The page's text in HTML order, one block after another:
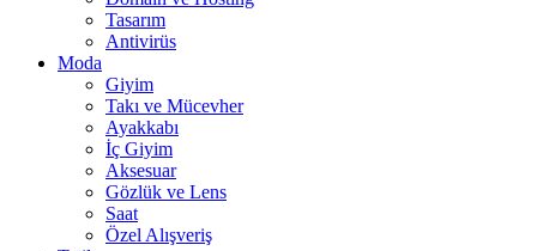
Tasarım
Antivirüs
Moda
Giyim
Takı ve Mücevher
Ayakkabı
İç Giyim
Aksesuar
Gözlük ve Lens
Saat
Özel Alışveriş